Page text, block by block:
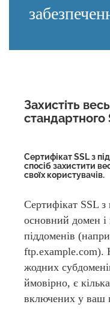
Захистіть
стандартного
Сертифікат SSL з
спосіб захистити
своїх користувачів.
Сертифікат SSL
основний домен і
піддоменів
ftp.example.com).
жодних
ймовірно, є
включених у ваш